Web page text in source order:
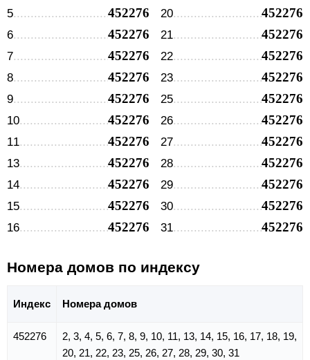
5 452276
6 452276
7 452276
8 452276
9 452276
10 452276
11 452276
13 452276
14 452276
15 452276
16 452276
20 452276
21 452276
22 452276
23 452276
25 452276
26 452276
27 452276
28 452276
29 452276
30 452276
31 452276
Номера домов по индексу
Индекс Номера домов
452276
2, 3, 4, 5, 6, 7, 8, 9, 10, 11, 13, 14, 15, 16, 17, 18, 19,
20, 21, 22, 23, 25, 26, 27, 28, 29, 30, 31